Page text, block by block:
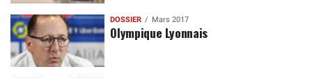
DOSSIER Mars 2017
Olympique Lyonnais